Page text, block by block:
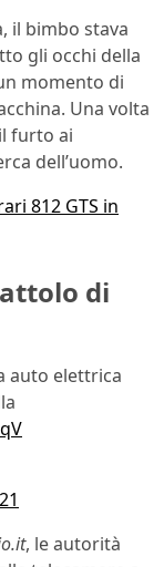
il bimbo stava
gli occhi della
momento di
Una volta
furto ai
dell’uomo.
812 GTS in
di
auto elettrica
, le autorità